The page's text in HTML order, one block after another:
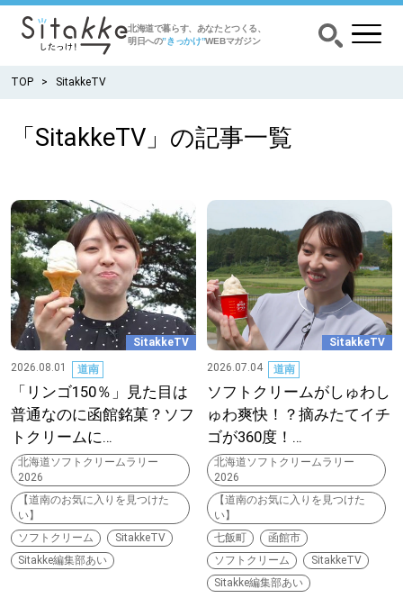
北海道で暮らす、あなたとつくる、
明日への”きっかけ”WEBマガジン
食べる
出かける
暮らす
みがく
育む
深める
ゆるむ
SitakkeTV
TOP SitakkeTV
「SitakkeTV」の記事一覧
SitakkeTV
2026.08.01
道南
「リンゴ150％」見た目は
普通なのに函館銘菓？ソフ
トクリームに…
北海道ソフトクリームラリー
2026
【道南のお気に入りを見つけた
い】
ソフトクリーム
SitakkeTV
Sitakke編集部あい
SitakkeTV
2026.07.04
道南
ソフトクリームがしゅわし
ゅわ爽快！？摘みたてイチ
ゴが360度！…
北海道ソフトクリームラリー
2026
【道南のお気に入りを見つけた
い】
七飯町
函館市
ソフトクリーム
SitakkeTV
Sitakke編集部あい